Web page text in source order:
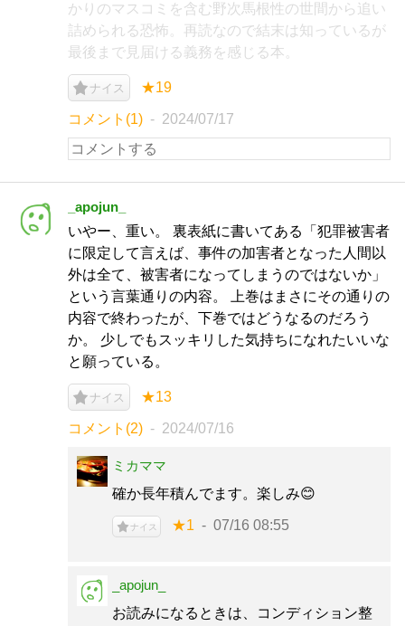
かりのマスコミを含む野次馬根性の世間から追い
詰められる恐怖。再読なので結末は知っているが
最後まで見届ける義務を感じる本。
ナイス ★19
コメント(1) 2024/07/17
_apojun_
いやー、重い。 裏表紙に書いてある「犯罪被害者
に限定して言えば、事件の加害者となった人間以
外は全て、被害者になってしまうのではないか」
という言葉通りの内容。 上巻はまさにその通りの
内容で終わったが、下巻ではどうなるのだろう
か。 少しでもスッキリした気持ちになれたいいな
と願っている。
ナイス ★13
コメント(2) 2024/07/16
ミカママ
確か長年積んでます。楽しみ😊
ナイス ★1 07/16 08:55
_apojun_
お読みになるときは、コンディション整